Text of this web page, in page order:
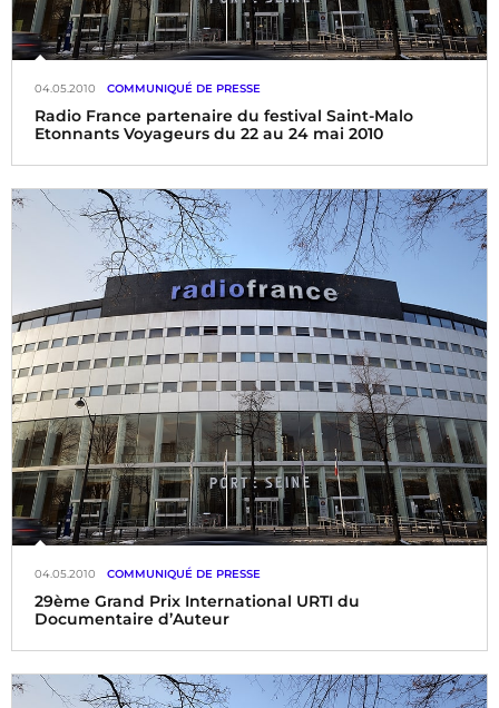
Radio France partenaire du festival Saint-Malo
Etonnants Voyageurs du 22 au 24 mai 2010
04.05.2010 COMMUNIQUÉ DE PRESSE
Radio France soutient une nouvelle fois Saint-Malo
Etonnants Voyageurs, le festival international du livre et du
film de voyage, du 22 au 24 mai 2010.
29ème Grand Prix International URTI du
Documentaire d’Auteur
04.05.2010 COMMUNIQUÉ DE PRESSE